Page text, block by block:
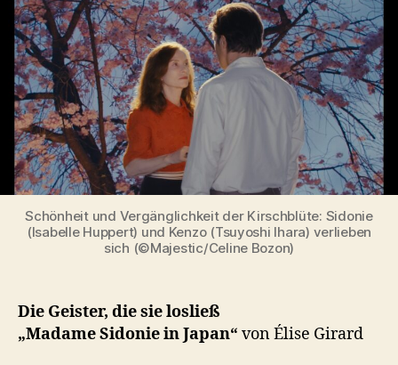
Schönheit und Vergänglichkeit der Kirschblüte: Sidonie
(Isabelle Huppert) und Kenzo (Tsuyoshi Ihara) verlieben
sich (©Majestic/Celine Bozon)
Die Geister, die sie losließ
„Madame Sidonie in Japan“ von Élise Girard